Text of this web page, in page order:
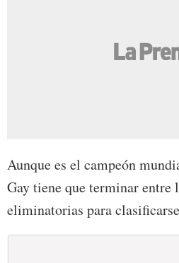
Aunque es el campeón
Gay tiene que terminar entre
eliminatorias para